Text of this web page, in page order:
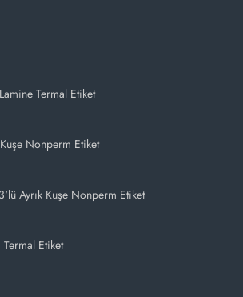
Termal Etiket
Nonperm Etiket
Ayrık Kuşe Nonperm Etiket
Etiket